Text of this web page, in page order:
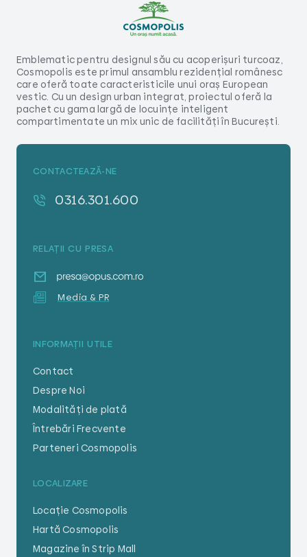
Emblematic pentru designul său cu acoperișuri turcoaz,
Cosmopolis este primul ansamblu rezidențial românesc
care oferă toate caracteristicile unui oraș European
vestic. Cu un design urban integrat, proiectul oferă la
pachet cu gama largă de locuințe inteligent
compartimentate un mix unic de facilități în București.
CONTACTEAZĂ-NE
0316.301.600
RELAȚII CU PRESA
Media & PR
INFORMAȚII UTILE
Contact
Despre Noi
Modalități de plată
Întrebări Frecvente
Parteneri Cosmopolis
LOCALIZARE
Locație Cosmopolis
Hartă Cosmopolis
Magazine în Strip Mall